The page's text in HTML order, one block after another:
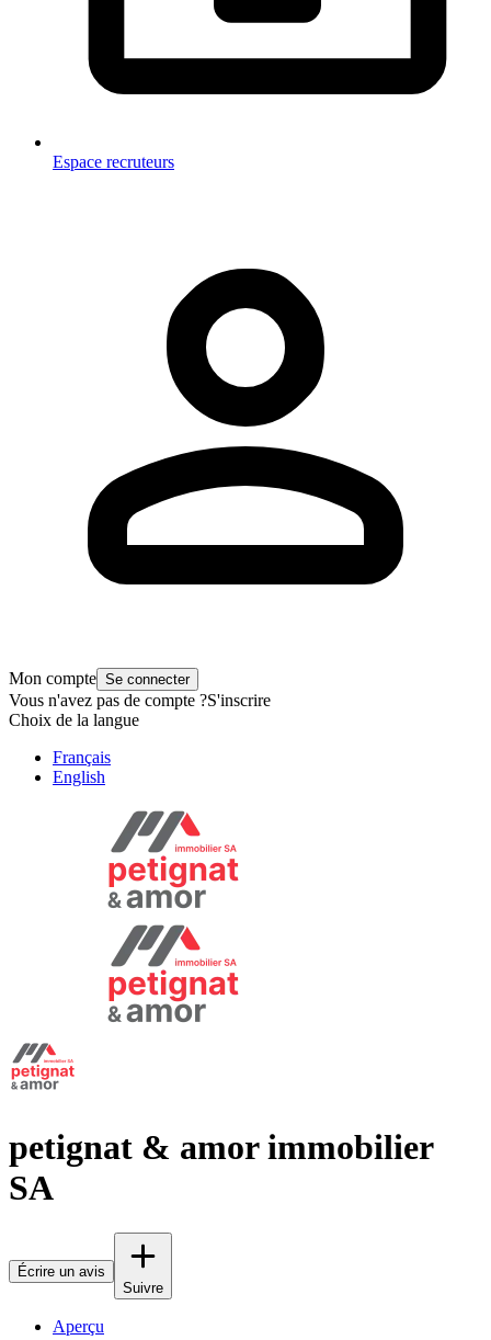
Espace recruteurs
Mon compte Se connecter
Vous n'avez pas de compte ?S'inscrire
Choix de la langue
Français
English
petignat & amor immobilier
SA
Écrire un avis
Suivre
Aperçu